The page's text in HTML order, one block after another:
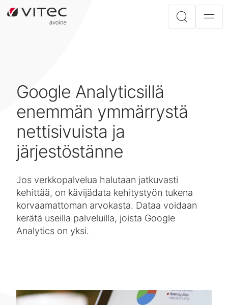
Google Analyticsillä
enemmän ymmärrystä
nettisivuista ja
järjestöstänne
Jos verkkopalvelua halutaan jatkuvasti
kehittää, on kävijädata kehitystyön tukena
korvaamattoman arvokasta. Dataa voidaan
kerätä useilla palveluilla, joista Google
Analytics on yksi.